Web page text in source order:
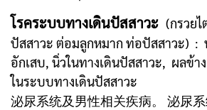
โรคระบบทางเดินปัสสาวะ (กรวย
ปัสสาวะ ต่อมลูกหมาก ท่อปัสสาวะ) :
อักเสบ, นิ่วในทางเดินปัสสาวะ, ผลข้าง
ในระบบทางเดินปัสสาวะ
泌尿系统及男性相关疾病。 泌尿